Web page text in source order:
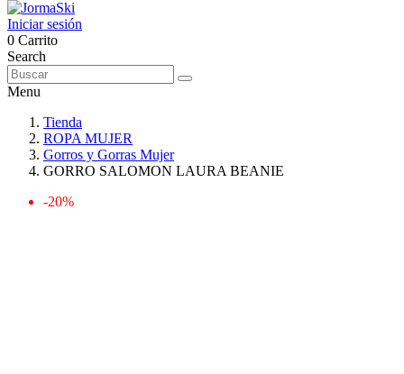
Iniciar sesión
0 Carrito
Search
Menu
Tienda
ROPA MUJER
Gorros y Gorras Mujer
GORRO SALOMON LAURA BEANIE
-20%